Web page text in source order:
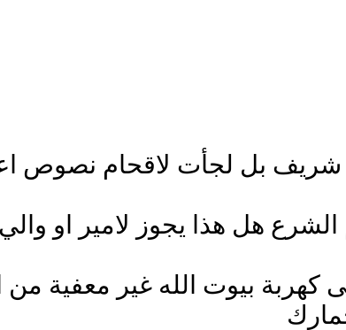
شريف بل لجأت لاقحام نصوص
الشرع هل هذا يجوز لامير او
كهربة بيوت الله غير معفية